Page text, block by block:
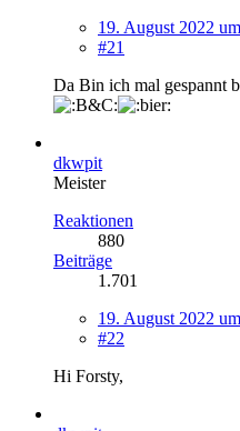
19. August 2022
#21
Da Bin ich mal gespannt
dkwpit
Meister
Reaktionen
880
Beiträge
1.701
19. August 2022
#22
Hi Forsty,